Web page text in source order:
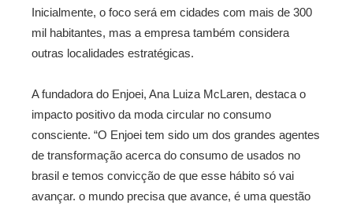
Inicialmente, o foco será em cidades com mais de 300
mil habitantes, mas a empresa também considera
outras localidades estratégicas.
A fundadora do Enjoei, Ana Luiza McLaren, destaca o
impacto positivo da moda circular no consumo
consciente. “O Enjoei tem sido um dos grandes agentes
de transformação acerca do consumo de usados no
brasil e temos convicção de que esse hábito só vai
avançar. o mundo precisa que avance, é uma questão